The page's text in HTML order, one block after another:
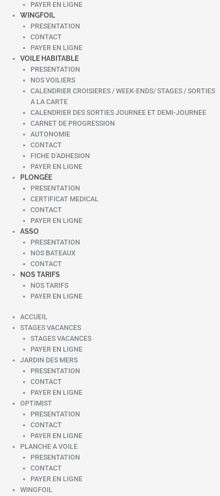
PAYER EN LIGNE
WINGFOIL
PRESENTATION
CONTACT
PAYER EN LIGNE
VOILE HABITABLE
PRESENTATION
NOS VOILIERS
CALENDRIER CROISIERES / WEEK-ENDS/ STAGES / SORTIES
A LA CARTE
CALENDRIER DES SORTIES JOURNEE ET DEMI-JOURNEE
CARNET DE PROGRESSION
AUTONOMIE
CONTACT
FICHE D’ADHESION
PAYER EN LIGNE
PLONGÉE
PRESENTATION
CERTIFICAT MEDICAL
CONTACT
PAYER EN LIGNE
ASSO
PRESENTATION
NOS BATEAUX
CONTACT
NOS TARIFS
NOS TARIFS
PAYER EN LIGNE
ACCUEIL
STAGES VACANCES
STAGES VACANCES
PAYER EN LIGNE
JARDIN DES MERS
PRESENTATION
CONTACT
PAYER EN LIGNE
OPTIMIST
PRESENTATION
CONTACT
PAYER EN LIGNE
PLANCHE A VOILE
PRESENTATION
CONTACT
PAYER EN LIGNE
WINGFOIL